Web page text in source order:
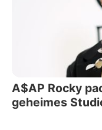
A$AP Rocky
geheimes